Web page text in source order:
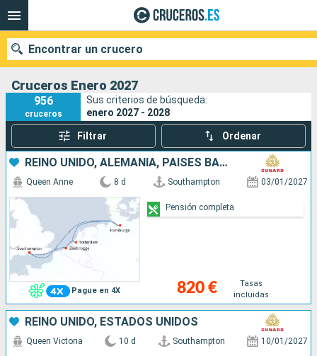
Encontrar un crucero
Nuestros destinos
Fecha de salida
Cruceros Enero 2027
956
cruceros
Sus criterios de búsqueda:
enero 2027 - 2028
Filtrar Ordenar
REINO UNIDO, ALEMANIA, PAISES BAJOS, BÉLGICA
Pague en 4X
Queen Anne 8 d Southampton 03/01/2027
820 €
Tasas
incluidas
Pensión completa
REINO UNIDO, ESTADOS UNIDOS
Queen Victoria 10 d Southampton 10/01/2027